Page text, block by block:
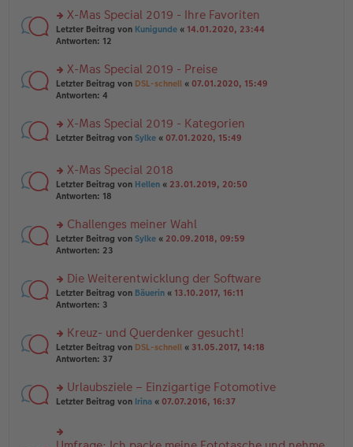
gB
ei
tr
g
n
g
el
e
n
er
tr
a
rs
te
n
g
el
e
n
ei
tr
a
X-Mas Special 2019 - Ihre Favoriten
Letzter Beitrag von Kunigunde « 14.01.2020, 23:44
Antworten: 12
rs
te
n
g
es
e
n
er
ei
tr
a
X-Mas Special 2019 - Preise
Letzter Beitrag von DSL-schnell « 07.01.2020, 15:49
Antworten: 4
rs
u
n
g
es
e
n
er
ei
tr
a
X-Mas Special 2019 - Kategorien
Letzter Beitrag von Sylke « 07.01.2020, 15:49
rs
te
n
g
el
e
n
er
tr
a
g
X-Mas Special 2018
Letzter Beitrag von Hellen « 23.01.2019, 20:50
Antworten: 18
rs
te
n
g
el
e
n
er
tr
a
Challenges meiner Wahl
Letzter Beitrag von Sylke « 20.09.2018, 09:59
Antworten: 23
rs
te
n
g
el
e
n
ei
Die Weiterentwicklung der Software
Letzter Beitrag von Bäuerin « 13.10.2017, 16:11
Antworten: 3
rs
te
n
g
es
e
Kreuz- und Querdenker gesucht!
Letzter Beitrag von DSL-schnell « 31.05.2017, 14:18
Antworten: 37
rs
u
Urlaubsziele – Einzigartige Fotomotive
Letzter Beitrag von Irina « 07.07.2016, 16:37